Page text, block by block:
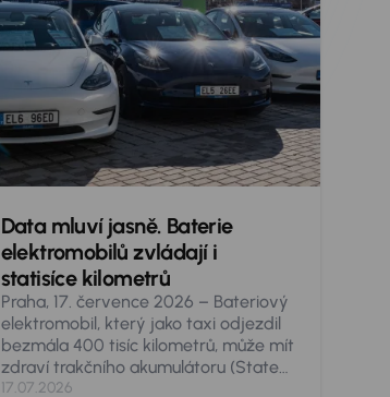
Data mluví jasně. Baterie
elektromobilů zvládají i
statisíce kilometrů
Praha, 17. července 2026 – Bateriový
elektromobil, který jako taxi odjezdil
bezmála 400 tisíc kilometrů, může mít
zdraví trakčního akumulátoru (State
of Health, SoH) stále na 80
17.07.2026